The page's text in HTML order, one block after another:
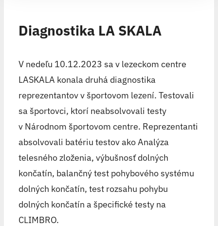
Diagnostika LA SKALA
V nedeľu 10.12.2023 sa v lezeckom centre
LASKALA konala druhá diagnostika
reprezentantov v športovom lezení. Testovali
sa športovci, ktorí neabsolvovali testy
v Národnom športovom centre. Reprezentanti
absolvovali batériu testov ako Analýza
telesného zloženia, výbušnosť dolných
končatín, balančný test pohybového systému
dolných končatín, test rozsahu pohybu
dolných končatín a špecifické testy na
CLIMBRO.